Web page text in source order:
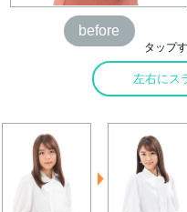
before
タップ
左右にス